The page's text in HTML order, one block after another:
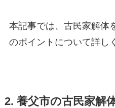
本記事では、古民家解体
のポイントについて詳し
2. 養父市の古民家解